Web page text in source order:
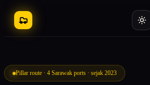
Pillar route · 4 Sarawak ports · sejak 2023